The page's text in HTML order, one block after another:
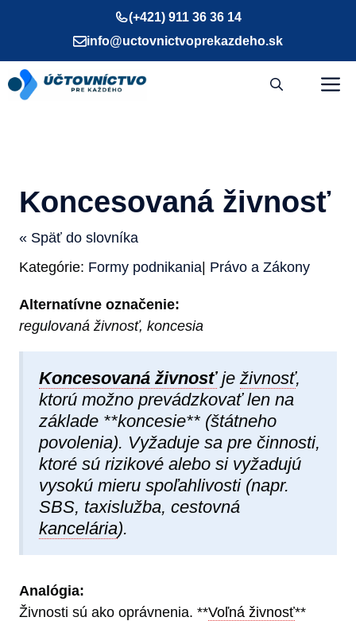
(+421) 911 36 36 14
info@uctovnictvoprekazdeho.sk
Koncesovaná živnosť
« Späť do slovníka
Kategórie: Formy podnikania| Právo a Zákony
Alternatívne označenie:
regulovaná živnosť, koncesia
Koncesovaná živnosťje živnosť,
ktorú možno prevádzkovať len na
základe **koncesie** (štátneho
povolenia). Vyžaduje sa pre činnosti,
ktoré sú rizikové alebo si vyžadujú
vysokú mieru spoľahlivosti (napr.
SBS, taxislužba, cestovná
kancelária).
Analógia:
Živnosti sú ako oprávnenia. **Voľná živnosť**